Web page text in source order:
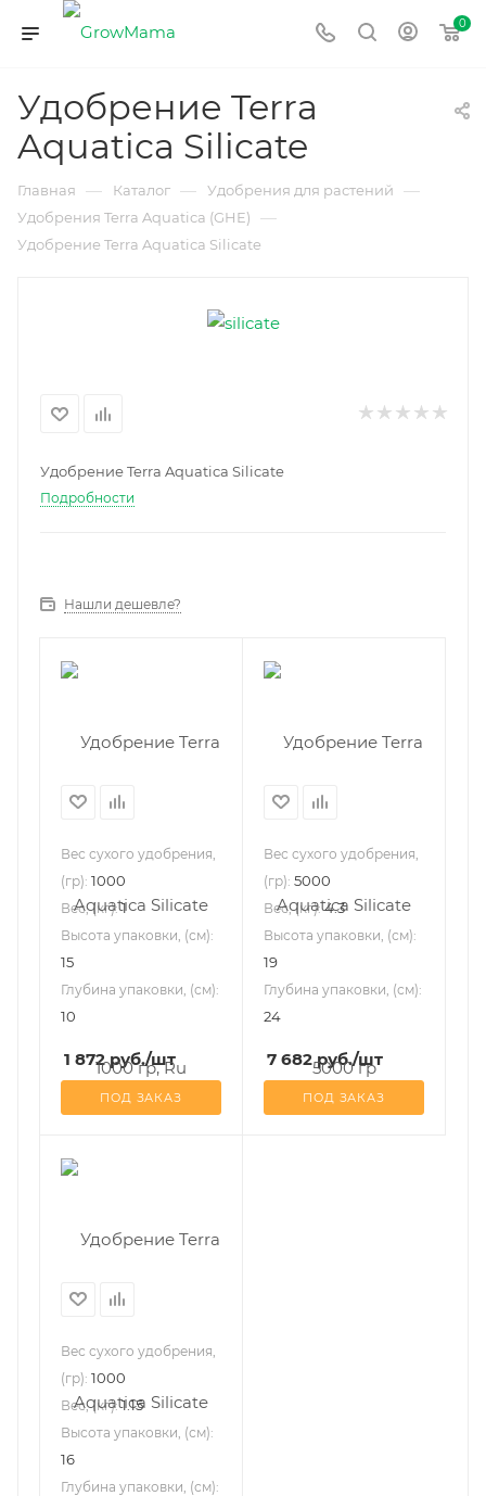
0
Удобрение Terra
Aquatica Silicate
Главная — Каталог — Удобрения для растений —
Удобрения Terra Aquatica (GHE) —
Удобрение Terra Aquatica Silicate
Удобрение Terra Aquatica Silicate
Подробности
Нашли дешевле?
Вес сухого удобрения,
(гр): 1000
Вес, (кг): 1
Высота упаковки, (см):
15
Глубина упаковки, (см):
10
1 872руб./шт
ПОД ЗАКАЗ
Вес сухого удобрения,
(гр): 5000
Вес, (кг): 4.3
Высота упаковки, (см):
19
Глубина упаковки, (см):
24
7 682руб./шт
ПОД ЗАКАЗ
Вес сухого удобрения,
(гр): 1000
Вес, (кг): 1.15
Высота упаковки, (см):
16
Глубина упаковки, (см):